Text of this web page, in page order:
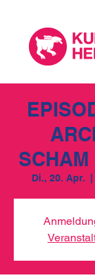
SCHAM
Di., 20. Apr.
  |